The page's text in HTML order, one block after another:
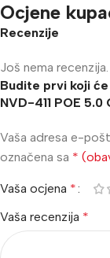
Ocjene
Recenzije
Još nema recenzija.
Budite prvi koji
NVD-411 POE
Vaša adresa e-
označena sa *
Vaša ocjena *
Vaša recenzija *